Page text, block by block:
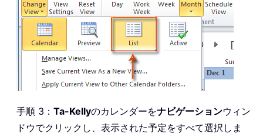
手順 3： Ta-Kellyのカレンダーをナビゲーションウィン
ドウでクリックし、表示された予定をすべて選択しま